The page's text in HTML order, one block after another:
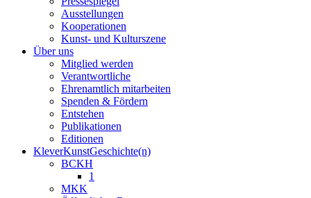
Ausstellungen
Kooperationen
Kunst- und Kulturszene
Über uns
Mitglied werden
Verantwortliche
Ehrenamtlich mitarbeiten
Spenden & Fördern
Entstehen
Publikationen
Editionen
KleverKunstGeschichte(n)
BCKH
1
MKK